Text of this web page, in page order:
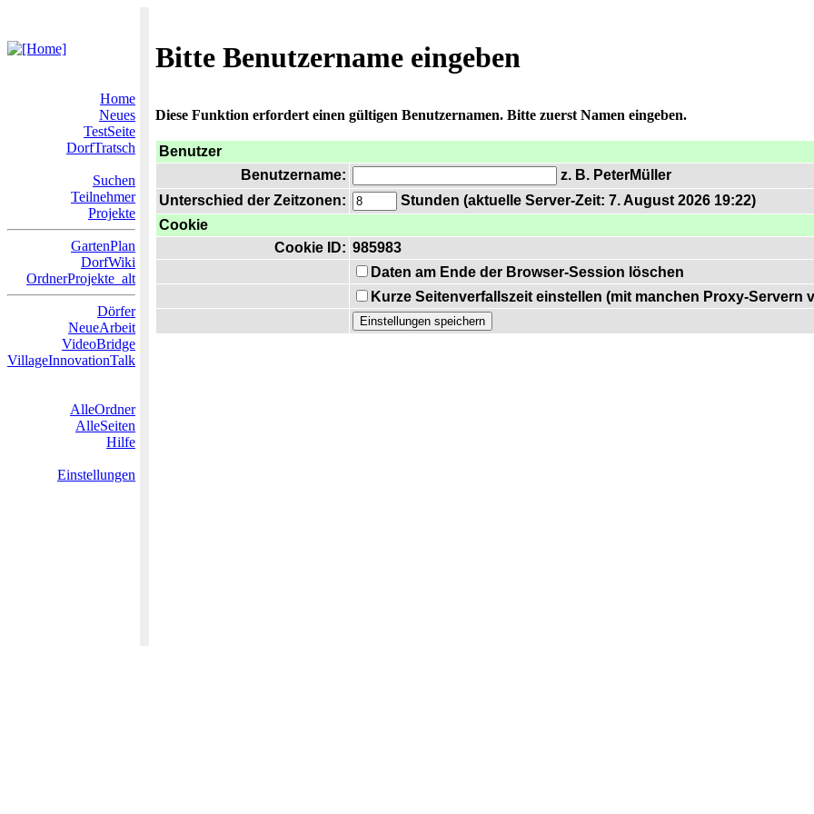
Bitte Benutzername eingeben
Home
Neues
TestSeite
DorfTratsch
Suchen
Teilnehmer
Projekte
GartenPlan
DorfWiki
OrdnerProjekte_alt
Dörfer
NeueArbeit
VideoBridge
VillageInnovationTalk
AlleOrdner
AlleSeiten
Hilfe
Einstellungen
Diese Funktion erfordert einen gültigen Benutzernamen. Bitte zuerst Namen eingeben.
Benutzer
Benutzername:
z. B. PeterMüller
Unterschied der Zeitzonen:
Stunden (aktuelle Server-Zeit: 7. August 2026 19:22)
Cookie
Cookie ID: 985983
Daten am Ende der Browser-Session löschen
Kurze Seitenverfallszeit einstellen (mit manchen Proxy-Servern